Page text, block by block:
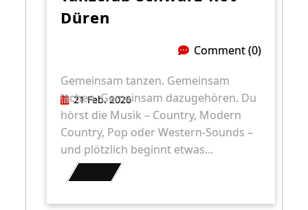
Düren
21 Feb. 2026
Comment (0)
Gemeinsam tanzen. Gemeinsam
lachen. Gemeinsam dazugehören. Du
hörst die Musik – Country, Modern
Country, Pop oder Western-Sounds –
und plötzlich beginnt etwas…